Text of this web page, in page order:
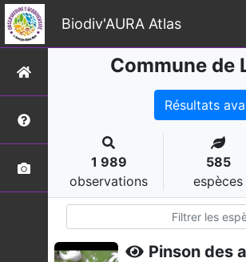
Biodiv'AURA Atlas
Commune de
Résultats
1 989
observations
585
espèces
Pinson des